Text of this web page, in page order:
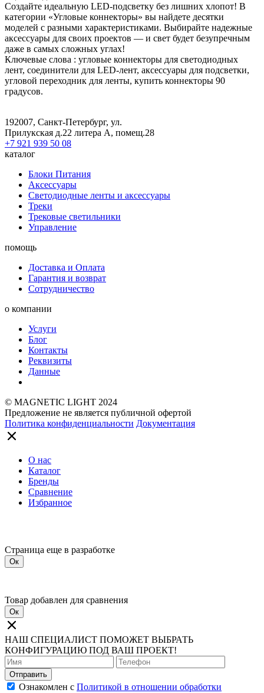
Создайте идеальную LED-подсветку без лишних хлопот! В
категории «Угловые коннекторы» вы найдете десятки
моделей с разными характеристиками. Выбирайте надежные
аксессуары для своих проектов — и свет будет безупречным
даже в самых сложных углах!
Ключевые слова : угловые коннекторы для светодиодных
лент, соединители для LED-лент, аксессуары для подсветки,
угловой переходник для ленты, купить коннекторы 90
градусов.
192007, Санкт-Петербург, ул.
Прилукская д.22 литера А, помещ.28
+7 921 939 50 08
каталог
Блоки Питания
Аксессуары
Светодиодные ленты и аксессуары
Треки
Трековые светильники
Управление
помощь
Доставка и Оплата
Гарантия и возврат
Сотрудничество
о компании
Услуги
Блог
Контакты
Реквизиты
Данные
© MAGNETIC LIGHT 2024
Предложение не является публичной офертой
Политика конфиденциальности Документация
О нас
Каталог
Бренды
Сравнение
Избранное
Страница еще в разработке
Ок
Товар добавлен для сравнения
Ок
НАШ СПЕЦИАЛИСТ ПОМОЖЕТ ВЫБРАТЬ
КОНФИГУРАЦИЮ ПОД ВАШ ПРОЕКТ!
Отправить
Ознакомлен с Политикой в отношении обработки